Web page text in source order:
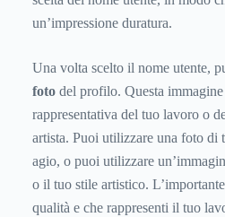
un’impressione duratura.
Una volta scelto il nome utente,
foto del profilo. Questa immagine
rappresentativa del tuo lavoro o
artista. Puoi utilizzare una foto di
agio, o puoi utilizzare
o il tuo stile artistico.
qualità e che rappresenti il tuo